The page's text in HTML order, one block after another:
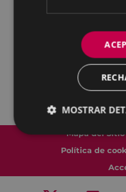
infecciones,
Necesitas
Si quieres recibir
Si has sufrido una
Mapa del Sitio
Política de
MOSTRAR